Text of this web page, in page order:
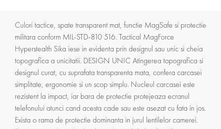
Culori tactice, spate transparent mat, functie MagSafe si protectie
militara conform MIL-STD-810 516. Tactical MagForce
Hyperstealth Sika iese in evidenta prin designul sau unic si cheia
topografica a unicitatii. DESIGN UNIC Atingerea topografica si
designul curat, cu suprafata transparenta mata, confera carcasei
simplitate, ergonomie si un scop simplu. Nucleul carcasei este
rezistent la impact, iar bara de protectie protejeaza ecranul
telefonului atunci cand acesta cade sau este asezat cu fata in jos.
Exista o rama de protectie dominanta in jurul lentilelor camerei.